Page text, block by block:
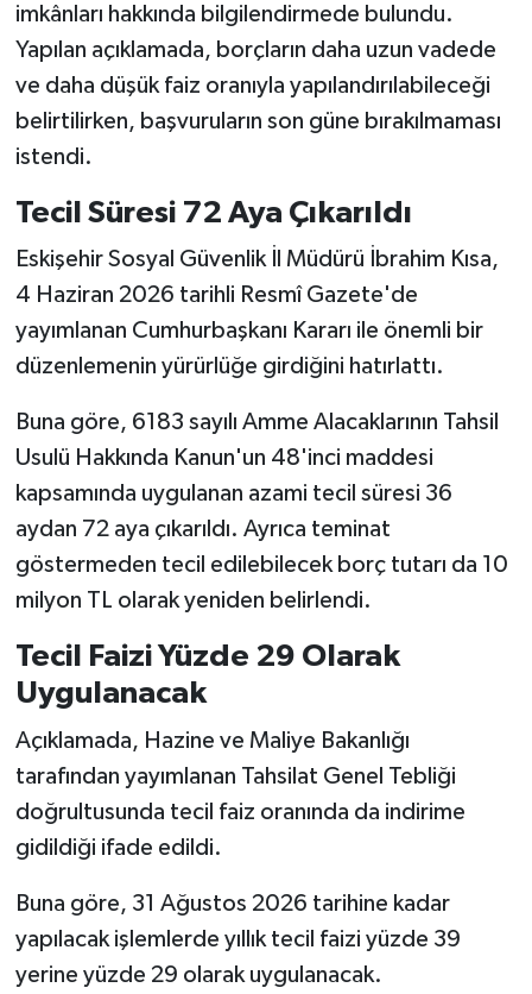
imkânları hakkında bilgilendirmede bulundu.
Yapılan açıklamada, borçların daha uzun vadede
ve daha düşük faiz oranıyla yapılandırılabileceği
belirtilirken, başvuruların son güne bırakılmaması
istendi.
Tecil Süresi 72 Aya Çıkarıldı
Eskişehir Sosyal Güvenlik İl Müdürü İbrahim Kısa,
4 Haziran 2026 tarihli Resmî Gazete'de
yayımlanan Cumhurbaşkanı Kararı ile önemli bir
düzenlemenin yürürlüğe girdiğini hatırlattı.
Buna göre, 6183 sayılı Amme Alacaklarının Tahsil
Usulü Hakkında Kanun'un 48'inci maddesi
kapsamında uygulanan azami tecil süresi 36
aydan 72 aya çıkarıldı. Ayrıca teminat
göstermeden tecil edilebilecek borç tutarı da 10
milyon TL olarak yeniden belirlendi.
Tecil Faizi Yüzde 29 Olarak
Uygulanacak
Açıklamada, Hazine ve Maliye Bakanlığı
tarafından yayımlanan Tahsilat Genel Tebliği
doğrultusunda tecil faiz oranında da indirime
gidildiği ifade edildi.
Buna göre, 31 Ağustos 2026 tarihine kadar
yapılacak işlemlerde yıllık tecil faizi yüzde 39
yerine yüzde 29 olarak uygulanacak.